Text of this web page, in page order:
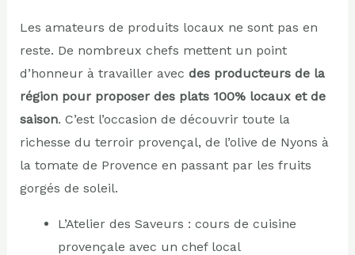
Les amateurs de produits locaux ne sont pas en
reste. De nombreux chefs mettent un point
d’honneur à travailler avec des producteurs de la
région pour proposer des plats 100% locaux et de
saison. C’est l’occasion de découvrir toute la
richesse du terroir provençal, de l’olive de Nyons à
la tomate de Provence en passant par les fruits
gorgés de soleil.
L’Atelier des Saveurs : cours de cuisine
provençale avec un chef local